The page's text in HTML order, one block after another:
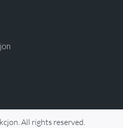
All rights reserved.